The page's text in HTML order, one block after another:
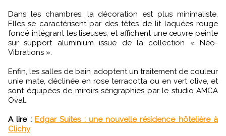
Dans les chambres, la décoration est plus minimaliste.
Elles se caractérisent par des têtes de lit laquées rouge
foncé intégrant les liseuses, et affichent une œuvre peinte
sur support aluminium issue de la collection « Néo-
Vibrations ».
Enfin, les salles de bain adoptent un traitement de couleur
unie mate, déclinée en rose terracotta ou en vert olive, et
sont équipées de miroirs sérigraphiés par le studio AMCA
Oval.
A lire : Edgar Suites : une nouvelle résidence hôtelière à
Clichy